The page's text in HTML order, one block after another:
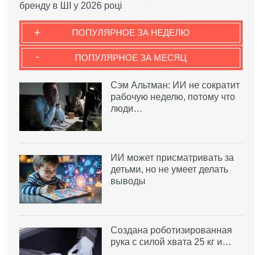
бренду в ШІ у 2026 році
ПОПУЛЯРНОЕ ЗА НЕДЕЛЮ
+
ПОПУЛЯРНОЕ ЗА МЕСЯЦ
-
Сэм Альтман: ИИ не сократит
рабочую неделю, потому что
люди…
ИИ может присматривать за
детьми, но не умеет делать
выводы
Создана роботизированная
рука с силой хвата 25 кг и…